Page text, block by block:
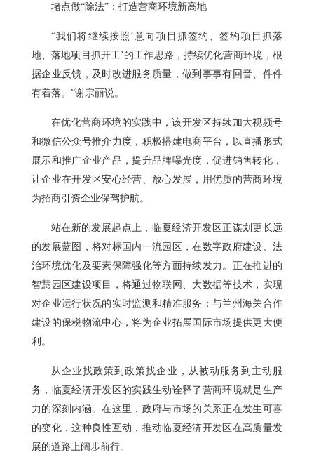
堵点做“除法”：打造营商环境新高地
“我们将继续按照‘意向项目抓签约、签约项目抓落
地、落地项目抓开工’的工作思路，持续优化营商环境，根
据企业反馈，及时改进服务质量，做到事事有回音、件件
有着落。”谢宗丽说。
在优化营商环境的实践中，该开发区持续加大视频号
和微信公众号推介力度，积极搭建电商平台，以直播形式
展示和推广企业产品，提升品牌曝光度，促进销售转化，
让企业在开发区安心经营、放心发展，用优质的营商环境
为招商引资企业保驾护航。
站在新的发展起点上，临夏经济开发区正谋划更长远
的发展蓝图，将对标国内一流园区，在数字政府建设、法
治环境优化及要素保障强化等方面持续发力。正在推进的
智慧园区建设项目，将通过物联网、大数据等技术，实现
对企业运行状况的实时监测和精准服务；与兰州海关合作
建设的保税物流中心，将为企业拓展国际市场提供更大便
利。
从企业找政策到政策找企业，从被动服务到主动服
务，临夏经济开发区的实践生动诠释了营商环境就是生产
力的深刻内涵。在这里，政府与市场的关系正在发生可喜
的变化，这种良性互动，推动临夏经济开发区在高质量发
展的道路上阔步前行。